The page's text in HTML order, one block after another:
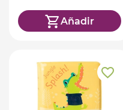
Añadir